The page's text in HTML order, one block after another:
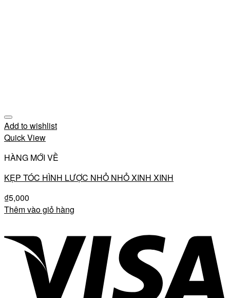
Add to wishlist
Quick View
HÀNG MỚI VỀ
KẸP TÓC HÌNH LƯỢC NHỎ NHỎ XINH XINH
₫5,000
Thêm vào giỏ hàng